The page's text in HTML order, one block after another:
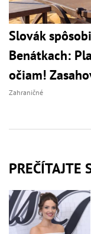
Slovák
Benátkach:
očiam!
Zahraničné
PREČÍTAJTE